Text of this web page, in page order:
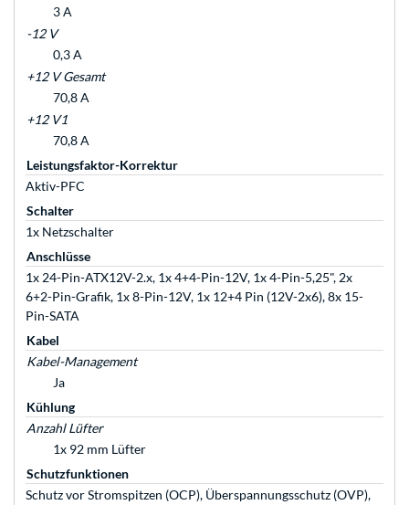
3 A
-12 V
0,3 A
+12 V Gesamt
70,8 A
+12 V1
70,8 A
Leistungsfaktor-Korrektur
Aktiv-PFC
Schalter
1x Netzschalter
Anschlüsse
1x 24-Pin-ATX12V-2.x, 1x 4+4-Pin-12V, 1x 4-Pin-5,25", 2x
6+2-Pin-Grafik, 1x 8-Pin-12V, 1x 12+4 Pin (12V-2x6), 8x 15-
Pin-SATA
Kabel
Kabel-Management
Ja
Kühlung
Anzahl Lüfter
1x 92 mm Lüfter
Schutzfunktionen
Schutz vor Stromspitzen (OCP), Überspannungsschutz (OVP),